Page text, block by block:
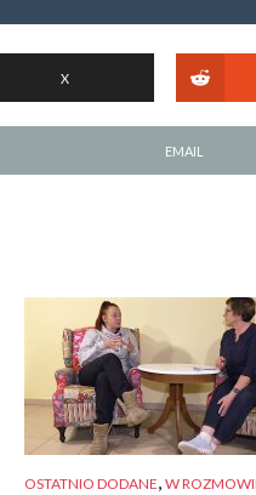
X
EMAIL
OSTATNIO DODANE, W ROZMOWIE